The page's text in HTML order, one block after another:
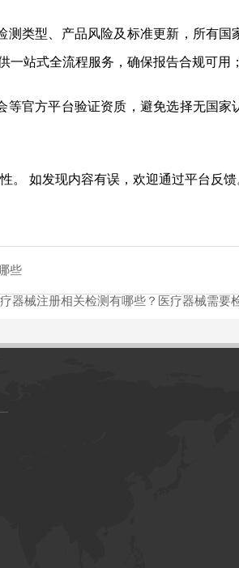
类型、产品风险及标准更新，所有国
一站式全流程服务，确保报告合规可用；
官方平台验证资质，避免选择无国家
如发现内容有误，欢迎通过平台反馈
些
器械注册相关检测有哪些？医疗器械需要